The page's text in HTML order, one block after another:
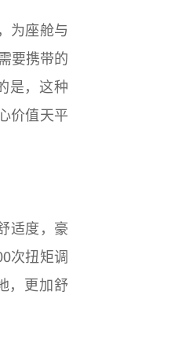
为座舱与
要携带的
是，这种
价值天平
适度，豪
次扭矩调
，更加舒